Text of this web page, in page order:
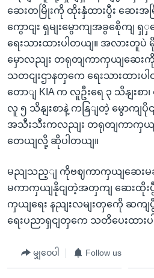
ဆေးတမြိုးကို ထိုးနှံထားပွီး ဆေးအ
ကွောငျး ရှမျးမွောကျအခွစေိုကျ
ရေးသားထားပါတယျ။ အလားတူပဲ
မှောလညျး တရုတျကာကှယျဆေး
သတငျးဌာနတှကေ ရေးသားထားပ
တောျ KIA က လူဦးရေ ၃ သိနျးစာ၊
လူ ၅ သိနျးစာနဲ့ ကနြျတဲ့ မွောကျပို
အသီးသီးကလညျး တရုတျကာကှယျ
တေယျလို့ ဆိုပါတယျ။
မညျသည့ျ ကိုဗဈကာကှယျဆေးမဆို
မကာကှယျနိုငျတဲ့အတှကျ ဆေးထိုးပွီး
ကှယျရေး နညျးလမျးတှကေို ဆကျ
ရေးပညာရှငျတှကေ သတိပေးထားပ
မျှဝေပါ Follow us